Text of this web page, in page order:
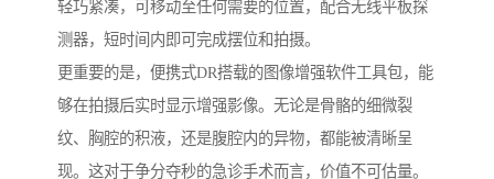
轻巧紧凑，可移动至任何需要的位置，配合无线平板探
测器，短时间内即可完成摆位和拍摄。
更重要的是，便携式DR搭载的图像增强软件工具包，能
够在拍摄后实时显示增强影像。无论是骨骼的细微裂
纹、胸腔的积液，还是腹腔内的异物，都能被清晰呈
现。这对于争分夺秒的急诊手术而言，价值不可估量。